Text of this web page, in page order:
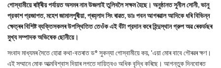
গোস্বামীয়ে ৰাষ্ট্ৰীয় পৰ্যায়ত অসমৰ নাম উজলাই তুলিবলৈ সক্ষম হৈছে। অনুষ্ঠানত সুনীল সোনী, ভানু
প্রকাশ প্রজাপত, মহেশ জামালপুৰীয়া, প্ৰহ্লাদ সিং ৰাৱত, ডাঃ পবন আগৰৱাল আদিকে ধৰি বিভিন্ন
ক্ষেত্ৰৰ বিশিষ্ট ব্যক্তিসকলৰ উপস্থিতিত তেওঁক এই বঁটা প্রদান কৰে হিন্দুস্থান গ্রুপ অৱ ৰেকৰ্ডছৰ
মুখ্য সম্পাদক অভিষেক ছোনীয়ে।
সংবাদ মাধ্যমৰ সৈতে হোৱা কথা-বতৰাত ড° সুকন্যা গোস্বামীয়ে কয়, 'এয়া মোৰ বাবে গৌৰৱৰ ক্ষণ।
এই সম্মানে মোক আত্মবিশ্বাস দিয়াৰ লগতে দায়িত্বও অধিক বৃদ্ধি কৰিছে। আগন্তুক দিনবোৰত